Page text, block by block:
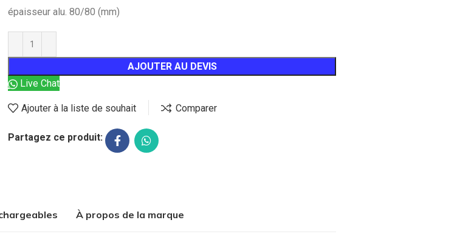
épaisseur alu. 80/80 (mm)
AJOUTER AU DEVIS
Live Chat
Ajouter à la liste de souhait Comparer
Partagez ce produit:
À propos de la marque